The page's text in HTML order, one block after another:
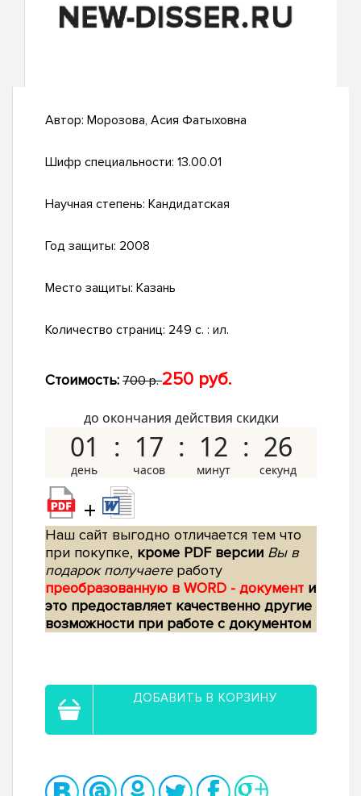
Автор: Морозова, Асия Фатыховна
Шифр специальности: 13.00.01
Научная степень: Кандидатская
Год защиты: 2008
Место защиты: Казань
Количество страниц: 249 с. : ил.
Стоимость: 700 р.250 руб.
до окончания действия скидки
01 17 12 25
+
Наш сайт выгодно отличается тем что
при покупке, кроме PDF версии Вы в
подарок получаетеработу
преобразованную в WORD - документ и
это предоставляет качественно другие
возможности при работе с документом
ДОБАВИТЬ В КОРЗИНУ